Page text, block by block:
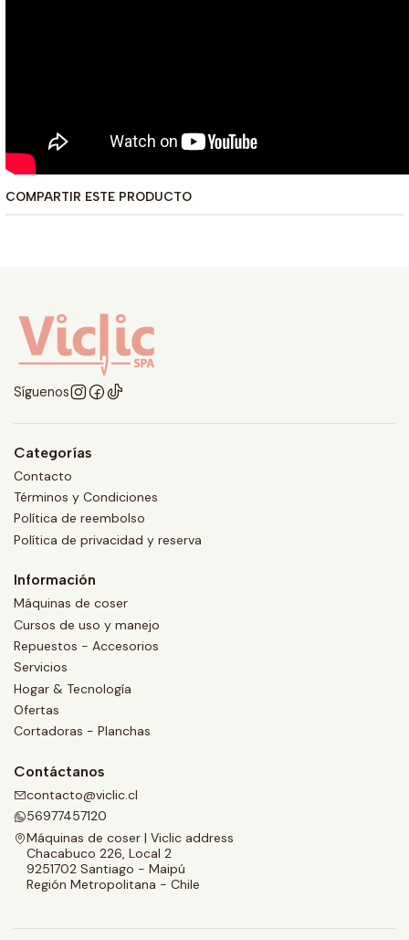
COMPARTIR ESTE PRODUCTO
Síguenos
Categorías
Contacto
Términos y Condiciones
Política de reembolso
Política de privacidad y reserva
Información
Máquinas de coser
Cursos de uso y manejo
Repuestos - Accesorios
Servicios
Hogar & Tecnología
Ofertas
Cortadoras - Planchas
Contáctanos
contacto@viclic.cl
56977457120
Máquinas de coser | Viclic address
Chacabuco 226, Local 2
9251702 Santiago - Maipú
Región Metropolitana - Chile